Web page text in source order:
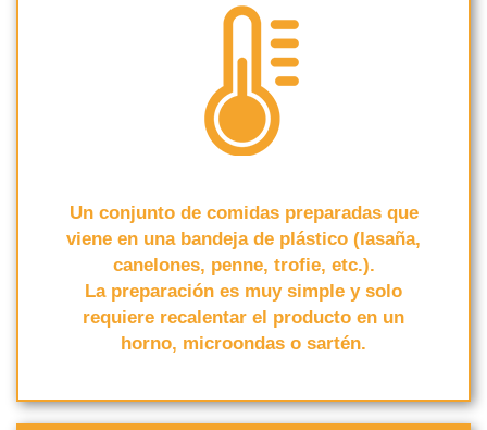
Un conjunto de comidas preparadas que
viene en una bandeja de plástico (lasaña,
canelones, penne, trofie, etc.).
La preparación es muy simple y solo
requiere recalentar el producto en un
horno, microondas o sartén.